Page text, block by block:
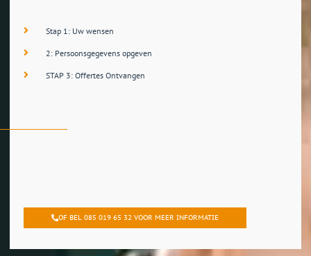
Stap 1: Uw wensen
2: Persoonsgegevens opgeven
STAP 3: Offertes Ontvangen
OF BEL 085 019 65 32 VOOR MEER INFORMATIE